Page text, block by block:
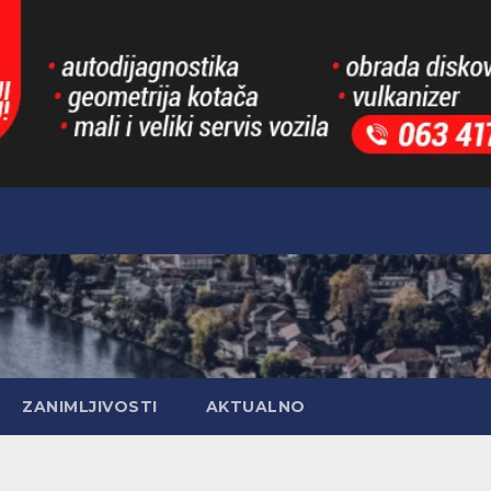
ZANIMLJIVOSTI AKTUALNO